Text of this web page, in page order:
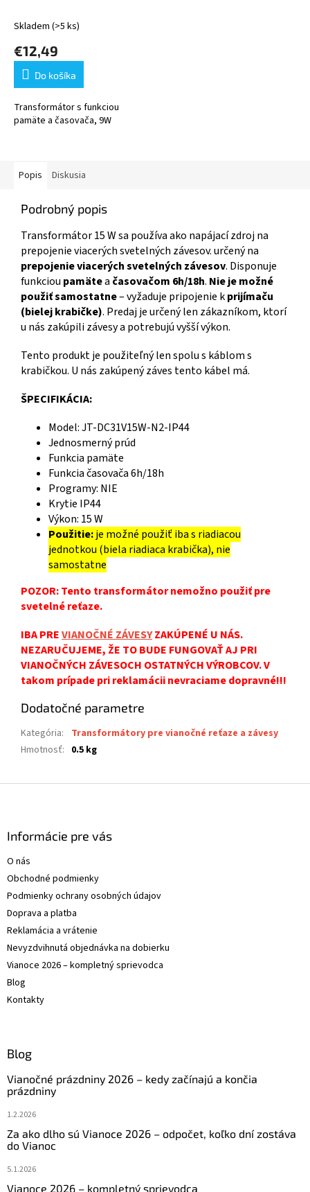
9W
Skladem (>5 ks)
€12,49
Do košíka
Transformátor s funkciou
pamäte a časovača, 9W
Popis Diskusia
Podrobný popis
Transformátor 15 W sa používa ako napájací zdroj na
prepojenie viacerých svetelných závesov. určený na
prepojenie viacerých svetelných závesov. Disponuje
funkciou pamätea časovačom 6h/18h. Nie je možné
použiť samostatne– vyžaduje pripojenie kprijímaču
(bielej krabičke). Predaj je určený len zákazníkom, ktorí
u nás zakúpili závesy a potrebujú vyšší výkon.
Tento produkt je použiteľný len spolu s káblom s
krabičkou. U nás zakúpený záves tento kábel má.
ŠPECIFIKÁCIA:
Model: JT-DC31V15W-N2-IP44
Jednosmerný prúd
Funkcia pamäte
Funkcia časovača 6h/18h
Programy: NIE
Krytie IP44
Výkon: 15 W
Použitie:je možné použiť iba s riadiacou
jednotkou (biela riadiaca krabička), nie
samostatne
POZOR: Tento transformátor nemožno použiť pre
svetelné reťaze.
IBA PREVIANOČNÉ ZÁVESYZAKÚPENÉ U NÁS.
NEZARUČUJEME, ŽE TO BUDE FUNGOVAŤ AJ PRI
VIANOČNÝCH ZÁVESOCH OSTATNÝCH VÝROBCOV. V
takom prípade pri reklamácii nevraciame dopravné!!!
Dodatočné parametre
Kategória:
Transformátory pre vianočné reťaze a závesy
Hmotnosť: 0.5 kg
Informácie pre vás
O nás
Obchodné podmienky
Podmienky ochrany osobných údajov
Doprava a platba
Reklamácia a vrátenie
Nevyzdvihnutá objednávka na dobierku
Vianoce 2026 – kompletný sprievodca
Blog
Kontakty
Blog
Vianočné prázdniny 2026 – kedy začínajú a končia
prázdniny
1.2.2026
Za ako dlho sú Vianoce 2026 – odpočet, koľko dní zostáva
do Vianoc
5.1.2026
Vianoce 2026 – kompletný sprievodca